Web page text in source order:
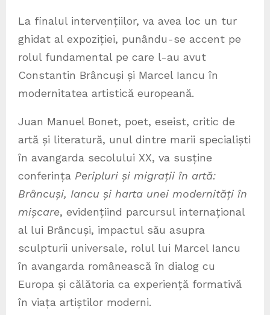
La finalul intervențiilor, va avea loc un tur
ghidat al expoziției, punându-se accent pe
rolul fundamental pe care l-au avut
Constantin Brâncuși și Marcel Iancu în
modernitatea artistică europeană.
Juan Manuel Bonet, poet, eseist, critic de
artă și literatură, unul dintre marii specialiști
în avangarda secolului XX, va susține
conferința Peripluri și migrații în artă:
Brâncuși, Iancu și harta unei modernități în
mișcare, evidențiind parcursul internațional
al lui Brâncuși, impactul său asupra
sculpturii universale, rolul lui Marcel Iancu
în avangarda românească în dialog cu
Europa și călătoria ca experiență formativă
în viața artiștilor moderni.